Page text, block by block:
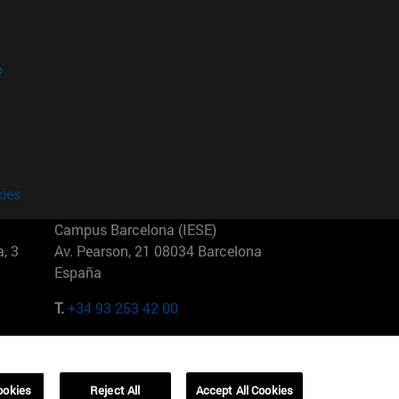
3
Campus Barcelona (IESE)
Av. Pearson, 21 08034 Barcelona
España
T.+34 93 253 42 00
01321001 Bela Vista Brasil
Reject All Accept All Cookies